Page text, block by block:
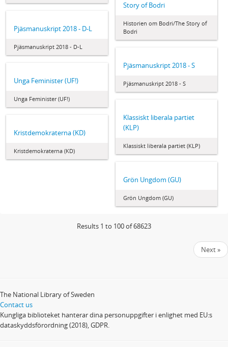
Story of Bodri
Historien om Bodri/The Story of
Bodri
Pjäsmanuskript 2018 - D-L
Pjäsmanuskript 2018 - D-L
Pjäsmanuskript 2018 - S
Pjäsmanuskript 2018 - S
Unga Feminister (UF!)
Unga Feminister (UF!)
Klassiskt liberala partiet
(KLP)
Klassiskt liberala partiet (KLP)
Kristdemokraterna (KD)
Kristdemokraterna (KD)
Grön Ungdom (GU)
Grön Ungdom (GU)
Results 1 to 100 of 68623
Next »
The National Library of Sweden
Contact us
Kungliga biblioteket hanterar dina personuppgifter i enlighet med EU:s
dataskyddsförordning (2018), GDPR.